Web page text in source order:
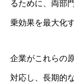
るために、両部
乗効果を最大化
企業がこれらの
対応し、長期的